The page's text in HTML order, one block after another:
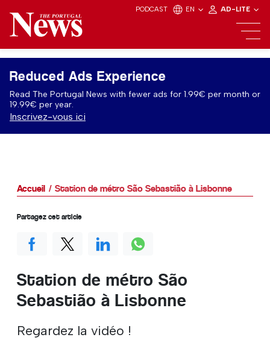
PODCAST EN AD-LITE
Reduced Ads Experience
Read The Portugal News with fewer ads for 1.99€ per month or
19.99€ per year.
Inscrivez-vous ici
Accueil Station de métro São Sebastião à Lisbonne
Station de métro São
Sebastião à Lisbonne
Regardez la vidéo !
Partagez cet article